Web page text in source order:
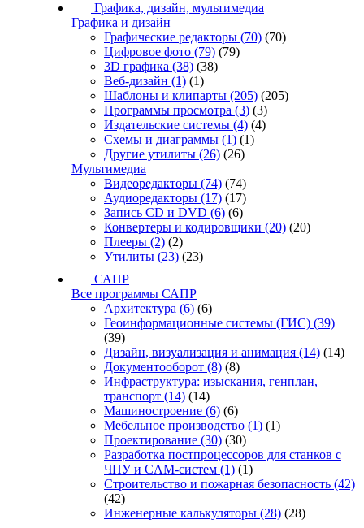
Графика, дизайн, мультимедиа
Графика и дизайн
Графические редакторы (70) (70)
Цифровое фото (79) (79)
3D графика (38) (38)
Веб-дизайн (1) (1)
Шаблоны и клипарты (205) (205)
Программы просмотра (3) (3)
Издательские системы (4) (4)
Схемы и диаграммы (1) (1)
Другие утилиты (26) (26)
Мультимедиа
Видеоредакторы (74) (74)
Аудиоредакторы (17) (17)
Запись CD и DVD (6) (6)
Конвертеры и кодировщики (20) (20)
Плееры (2) (2)
Утилиты (23) (23)
САПР
Все программы САПР
Архитектура (6) (6)
Геоинформационные системы (ГИС) (39)
(39)
Дизайн, визуализация и анимация (14) (14)
Документооборот (8) (8)
Инфраструктура: изыскания, генплан,
транспорт (14) (14)
Машиностроение (6) (6)
Мебельное производство (1) (1)
Проектирование (30) (30)
Разработка постпроцессоров для станков с
ЧПУ и CAM-систем (1) (1)
Строительство и пожарная безопасность (42)
(42)
Инженерные калькуляторы (28) (28)